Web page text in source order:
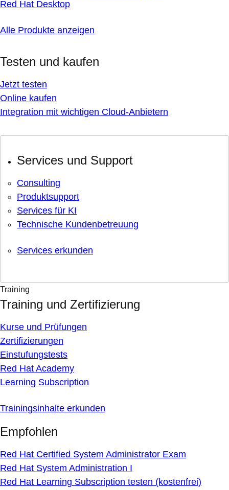
Red Hat Desktop
Alle Produkte anzeigen
Testen und kaufen
Jetzt testen
Online kaufen
Integration mit wichtigen Cloud-Anbietern
Services und Support
Consulting
Produktsupport
Services für KI
Technische Kundenbetreuung
Services erkunden
Training
Training und Zertifizierung
Kurse und Prüfungen
Zertifizierungen
Einstufungstests
Red Hat Academy
Learning Subscription
Trainingsinhalte erkunden
Empfohlen
Red Hat Certified System Administrator Exam
Red Hat System Administration I
Red Hat Learning Subscription testen (kostenfrei)